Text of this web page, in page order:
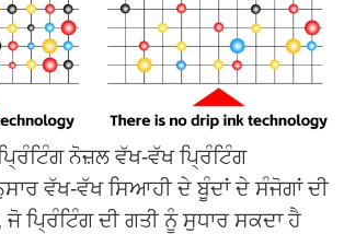
ਨੋਜ਼ਲ ਵੱਖ-ਵੱਖ ਪ੍ਰਿੰਟਿੰਗ
ਵੱਖ-ਵੱਖ ਸਿਆਹੀ ਦੇ ਬੂੰਦਾਂ ਦੇ ਸੰਜੋਗਾਂ ਦੀ
ਪ੍ਰਿੰਟਿੰਗ ਦੀ ਗਤੀ ਨੂੰ ਸੁਧਾਰ ਸਕਦਾ ਹੈ